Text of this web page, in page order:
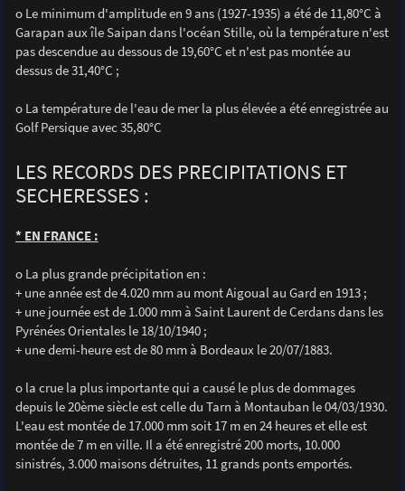
o Le minimum d'amplitude en 9 ans (1927-1935) a été de 11,80°C à
Garapan aux île Saipan dans l'océan Stille, où la température n'est
pas descendue au dessous de 19,60°C et n'est pas montée au
dessus de 31,40°C ;
o La température de l'eau de mer la plus élevée a été enregistrée au
Golf Persique avec 35,80°C
LES RECORDS DES PRECIPITATIONS ET
SECHERESSES :
* EN FRANCE :
o La plus grande précipitation en :
+ une année est de 4.020 mm au mont Aigoual au Gard en 1913 ;
+ une journée est de 1.000 mm à Saint Laurent de Cerdans dans les
Pyrénées Orientales le 18/10/1940 ;
+ une demi-heure est de 80 mm à Bordeaux le 20/07/1883.
o la crue la plus importante qui a causé le plus de dommages
depuis le 20ème siècle est celle du Tarn à Montauban le 04/03/1930.
L'eau est montée de 17.000 mm soit 17 m en 24 heures et elle est
montée de 7 m en ville. Il a été enregistré 200 morts, 10.000
sinistrés, 3.000 maisons détruites, 11 grands ponts emportés.